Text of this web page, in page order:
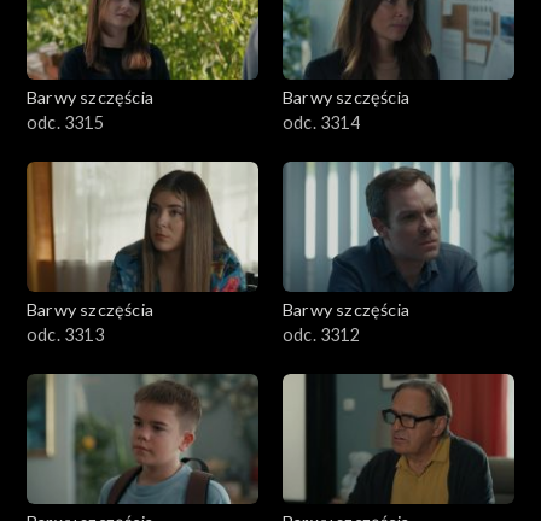
Barwy szczęścia
odc. 3315
Barwy szczęścia
odc. 3314
Barwy szczęścia
odc. 3313
Barwy szczęścia
odc. 3312